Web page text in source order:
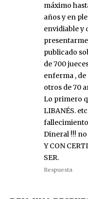
máximo
años y en
envidiable y
publicado
de 700
enferma ,
otros de 70
Lo primero
LIBANÉS.
Dineral !!! no
Y CON
SER.
Respuesta